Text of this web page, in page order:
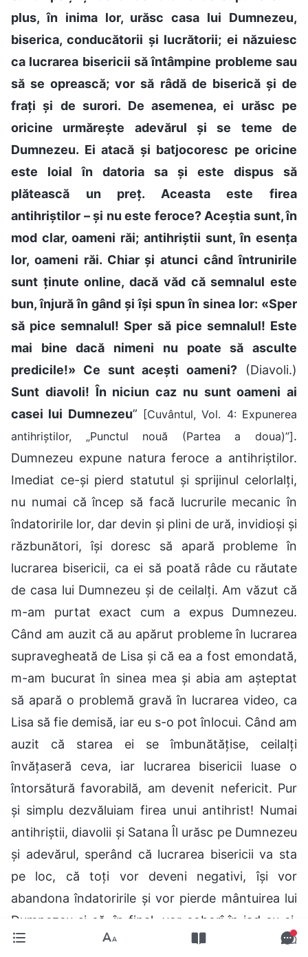
plus, în inima lor, urăsc casa lui Dumnezeu,
biserica, conducătorii și lucrătorii; ei năzuiesc
ca lucrarea bisericii să întâmpine probleme sau
să se oprească; vor să râdă de biserică și de
frați și de surori. De asemenea, ei urăsc pe
oricine urmărește adevărul și se teme de
Dumnezeu. Ei atacă și batjocoresc pe oricine
este loial în datoria sa și este dispus să
plătească un preț. Aceasta este firea
antihriștilor – și nu este feroce? Aceștia sunt, în
mod clar, oameni răi; antihriștii sunt, în esența
lor, oameni răi. Chiar și atunci când întrunirile
sunt ținute online, dacă văd că semnalul este
bun, înjură în gând și își spun în sinea lor: «Sper
să pice semnalul! Sper să pice semnalul! Este
mai bine dacă nimeni nu poate să asculte
predicile!» Ce sunt acești oameni? (Diavoli.)
Sunt diavoli! În niciun caz nu sunt oameni ai
casei lui Dumnezeu” [Cuvântul, Vol. 4: Expunerea
antihriștilor, „Punctul nouă (Partea a doua)”].
Dumnezeu expune natura feroce a antihriștilor.
Imediat ce-și pierd statutul și sprijinul celorlalți,
nu numai că încep să facă lucrurile mecanic în
îndatoririle lor, dar devin și plini de ură, invidioși și
răzbunători, își doresc să apară probleme în
lucrarea bisericii, ca ei să poată râde cu răutate
de casa lui Dumnezeu și de ceilalți. Am văzut că
m-am purtat exact cum a expus Dumnezeu.
Când am auzit că au apărut probleme în lucrarea
supravegheată de Lisa și că ea a fost emondată,
m-am bucurat în sinea mea și abia am așteptat
să apară o problemă gravă în lucrarea video, ca
Lisa să fie demisă, iar eu s-o pot înlocui. Când am
auzit că starea ei se îmbunătățise, ceilalți
învățaseră ceva, iar lucrarea bisericii luase o
întorsătură favorabilă, am devenit nefericit. Pur
și simplu dezvăluiam firea unui antihrist! Numai
antihriștii, diavolii și Satana Îl urăsc pe Dumnezeu
și adevărul, sperând că lucrarea bisericii va sta
pe loc, că toți vor deveni negativi, își vor
abandona îndatoririle și vor pierde mântuirea lui
Dumnezeu și că, în final, vor coborî în iad cu ei.
Deși eram un membru al bisericii care primise